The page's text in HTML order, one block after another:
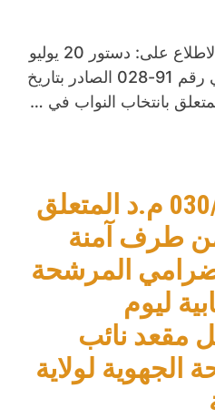
إن المجلس الدستوري بعد الاطلاع على: دستور 20 يوليو
1991 المراجع الأمر القانوني رقم 91-028 الصادر بتاريخ
القرار رقم 030/2023 م.د المتعلق
طرف آمنة
المرشحة
ليوم
لشغل مقعد نائب
الجهوية لولاية